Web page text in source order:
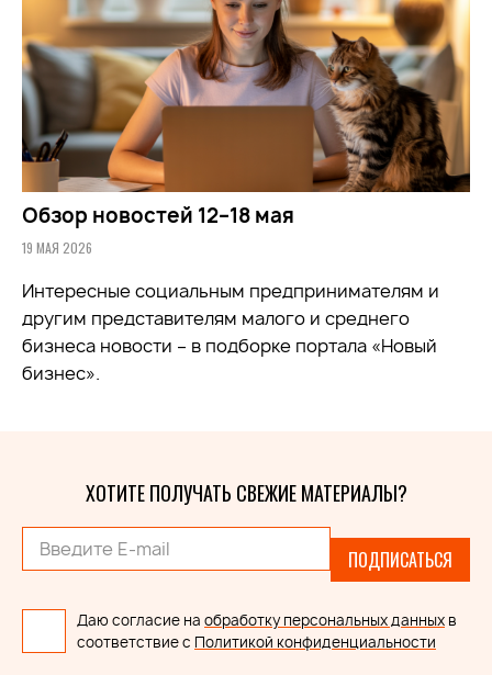
Обзор новостей 12–18 мая
19 МАЯ 2026
Интересные социальным предпринимателям и
другим представителям малого и среднего
бизнеса новости – в подборке портала «Новый
бизнес».
ХОТИТЕ ПОЛУЧАТЬ СВЕЖИЕ МАТЕРИАЛЫ?
ПОДПИСАТЬСЯ
Даю согласие на обработку персональных данных в
соответствие с Политикой конфиденциальности